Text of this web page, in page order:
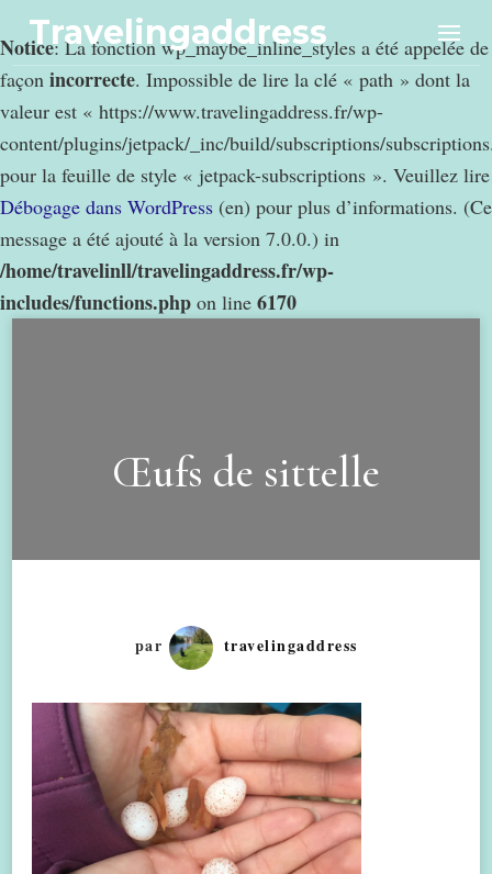
Notice: La fonction wp_maybe_inline_styles a été appelée de
façon incorrecte. Impossible de lire la clé « path » dont la
valeur est « https://www.travelingaddress.fr/wp-
content/plugins/jetpack/_inc/build/subscriptions/
pour la feuille de style « jetpack-subscriptions ». Veuillez lire
Débogage dans WordPress (en) pour plus d’informations. (Ce
message a été ajouté à la version 7.0.0.) in
/home/travelinll/travelingaddress.fr/wp-
includes/functions.php on line 6170
Travelingaddress
Œufs de sittelle
par travelingaddress